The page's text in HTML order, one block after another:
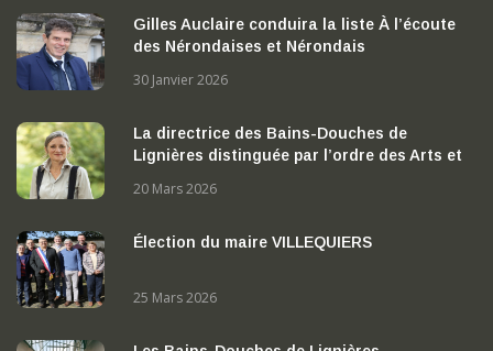
Gilles Auclaire conduira la liste À l’écoute
des Nérondaises et Nérondais
30 Janvier 2026
La directrice des Bains-Douches de
Lignières distinguée par l’ordre des Arts et
20 Mars 2026
Élection du maire VILLEQUIERS
25 Mars 2026